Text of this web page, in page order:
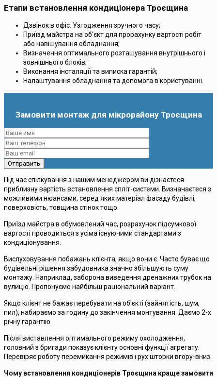
Етапи встановлення кондиціонера Троєщина
Дзвінок в офіс. Узгодження зручного часу;
Приїзд майстра на об'єкт для прорахунку вартості робіт
або навішування обладнання;
Визначення оптимального розташування внутрішнього і
зовнішнього блоків;
Виконання інсталяції та виписка гарантій;
Налаштування обладнання та допомога в користуванні.
Замовити монтаж для мікрорайону Троєщина
Під час спілкування з нашим менеджером ви дізнаєтеся
приблизну вартість встановлення спліт-системи. Визначаєтеся з
можливими нюансами, серед яких матеріал фасаду будівлі,
поверховість, товщина стінок тощо.
Приїзд майстра в обумовлений час, розрахунок підсумкової
вартості проводиться з усіма існуючими стандартами з
кондиціонування.
Вислуховування побажань клієнта, якщо вони є. Часто буває що
будівельні рішення забудовника значно збільшують суму
монтажу. Наприклад, заборона виведення дренажних трубок на
вулицю. Пропонуємо найбільш раціональний варіант.
Якщо клієнт не бажає перебувати на об'єкті (зайнятість, шум,
пил), набираємо за годину до закінчення монтування. Даємо 2-х
річну гарантію
Після виставлення оптимального режиму охолодження,
головний з бригади показує клієнту основні функції агрегату.
Перевіряє роботу перемикання режимів і рух шторки вгору-вниз.
Чому встановлення кондиціонерів Троєщина краще замовити